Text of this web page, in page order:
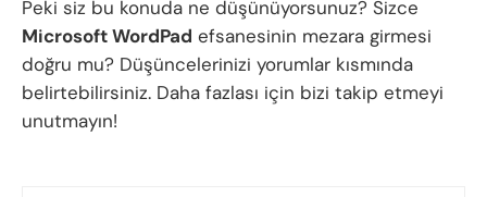
Peki siz bu konuda ne düşünüyorsunuz? Sizce
Microsoft WordPad efsanesinin mezara girmesi
doğru mu? Düşüncelerinizi yorumlar kısmında
belirtebilirsiniz. Daha fazlası için bizi takip etmeyi
unutmayın!